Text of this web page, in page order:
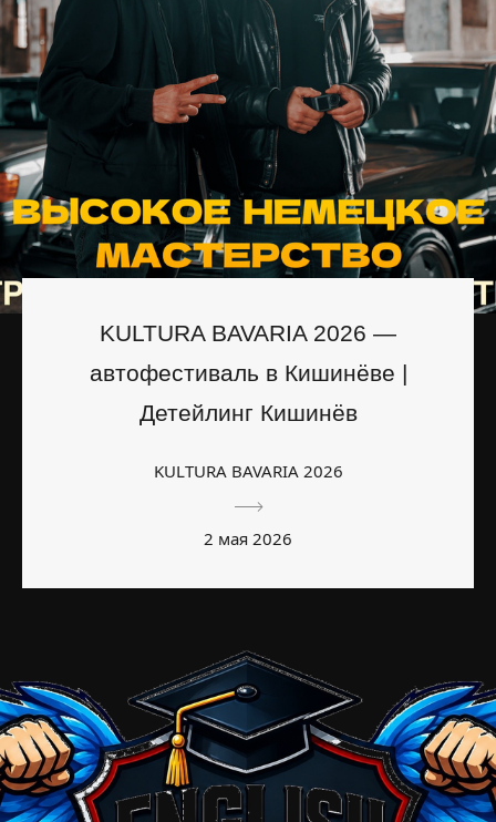
KULTURA BAVARIA 2026 —
автофестиваль в Кишинёве |
Детейлинг Кишинёв
KULTURA BAVARIA 2026
2 мая 2026